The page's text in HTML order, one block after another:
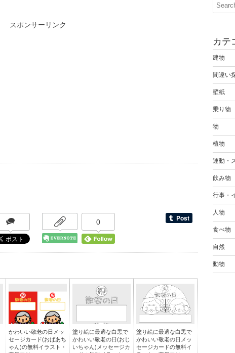
スポンサーリンク
0
かわいい敬老の日メッ
セージカード(おばあち
ゃん)の無料イラスト・
塗り絵に最適な白黒で
かわいい敬老の日(おじ
いちゃん)メッセージカ
塗り絵に最適な白黒で
かわいい敬老の日メッ
セージカードの無料イ
カテ
建物
間違い
壁紙
乗り物
物
植物
運動・
飲み物
行事・
人物
食べ物
自然
動物